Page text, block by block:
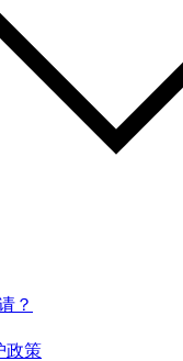
？
政策